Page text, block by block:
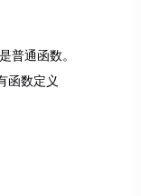
普通函数。
函数定义